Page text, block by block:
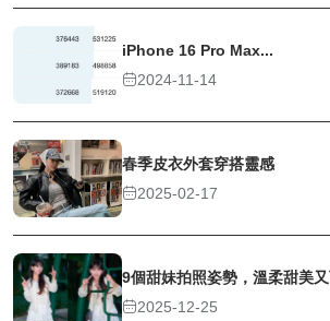
iPhone 16 Pro Max...
2024-11-14
春季皮衣外套穿搭靈感
2025-02-17
9個甜妹拍照姿勢，溫柔甜美
2025-12-25